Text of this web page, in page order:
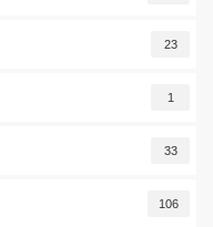
23
1
33
106